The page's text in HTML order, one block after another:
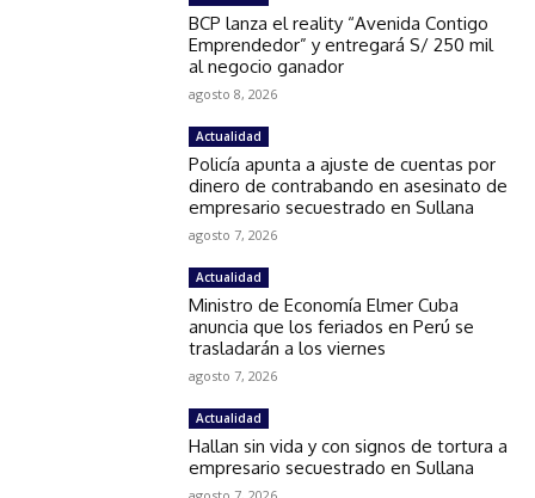
BCP lanza el reality “Avenida Contigo
Emprendedor” y entregará S/ 250 mil
al negocio ganador
agosto 8, 2026
Actualidad
Policía apunta a ajuste de cuentas por
dinero de contrabando en asesinato de
empresario secuestrado en Sullana
agosto 7, 2026
Actualidad
Ministro de Economía Elmer Cuba
anuncia que los feriados en Perú se
trasladarán a los viernes
agosto 7, 2026
Actualidad
Hallan sin vida y con signos de tortura a
empresario secuestrado en Sullana